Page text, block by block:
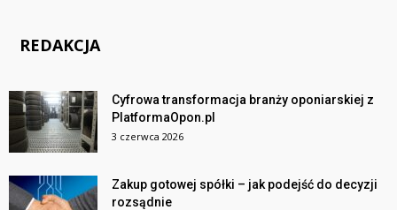
REDAKCJA
Cyfrowa transformacja branży oponiarskiej z
PlatformaOpon.pl
3 czerwca 2026
Zakup gotowej spółki – jak podejść do decyzji
rozsądnie